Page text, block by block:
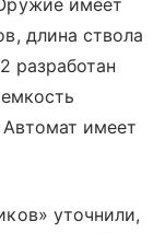
имеет
длина ствола
разработан
Автомат имеет
уточнили,